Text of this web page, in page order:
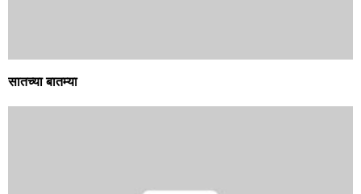
सातच्या बातम्या